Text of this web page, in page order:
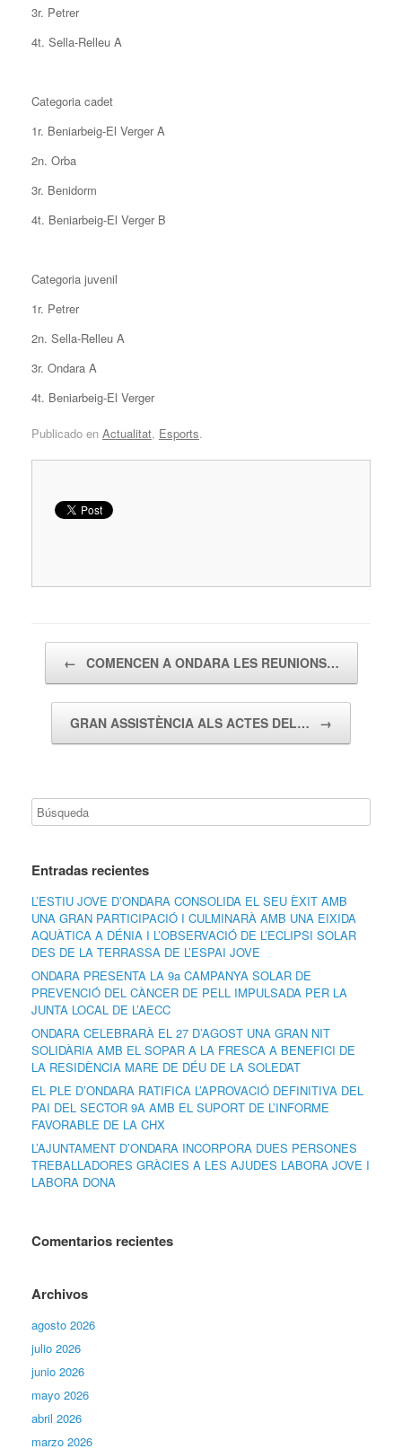
3r. Petrer
4t. Sella-Relleu A
Categoria cadet
1r. Beniarbeig-El Verger A
2n. Orba
3r. Benidorm
4t. Beniarbeig-El Verger B
Categoria juvenil
1r. Petrer
2n. Sella-Relleu A
3r. Ondara A
4t. Beniarbeig-El Verger
Publicado en Actualitat, Esports.
← COMENCEN A ONDARA LES REUNIONS…
GRAN ASSISTÈNCIA ALS ACTES DEL… →
Entradas recientes
L’ESTIU JOVE D’ONDARA CONSOLIDA EL SEU ÈXIT AMB
UNA GRAN PARTICIPACIÓ I CULMINARÀ AMB UNA EIXIDA
AQUÀTICA A DÉNIA I L’OBSERVACIÓ DE L’ECLIPSI SOLAR
DES DE LA TERRASSA DE L’ESPAI JOVE
ONDARA PRESENTA LA 9a CAMPANYA SOLAR DE
PREVENCIÓ DEL CÀNCER DE PELL IMPULSADA PER LA
JUNTA LOCAL DE L’AECC
ONDARA CELEBRARÀ EL 27 D’AGOST UNA GRAN NIT
SOLIDÀRIA AMB EL SOPAR A LA FRESCA A BENEFICI DE
LA RESIDÈNCIA MARE DE DÉU DE LA SOLEDAT
EL PLE D’ONDARA RATIFICA L’APROVACIÓ DEFINITIVA DEL
PAI DEL SECTOR 9A AMB EL SUPORT DE L’INFORME
FAVORABLE DE LA CHX
L’AJUNTAMENT D’ONDARA INCORPORA DUES PERSONES
TREBALLADORES GRÀCIES A LES AJUDES LABORA JOVE I
LABORA DONA
Comentarios recientes
Archivos
agosto 2026
julio 2026
junio 2026
mayo 2026
abril 2026
marzo 2026